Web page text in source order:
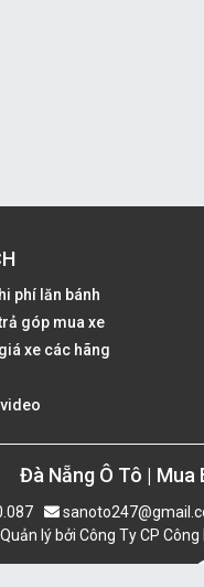
phí lăn bánh
góp mua xe
xe các hãng
Đà Nẵng Ô Tô |
Quản lý bởi Công Ty CP